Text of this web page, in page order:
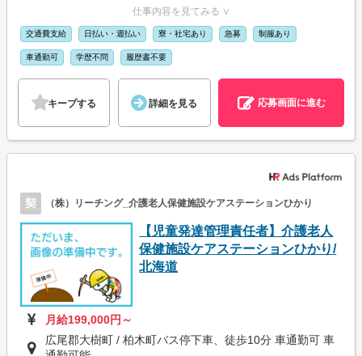
仕事内容を見てみる ∨
交通費支給 日払い・週払い 寮・社宅あり 急募 制服あり
車通勤可 学歴不問 履歴書不要
キープする 詳細を見る 応募画面に進む
契 （株）リーチング_介護老人保健施設ケアステーションひかり
【児童発達管理責任者】介護老人
保健施設ケアステーションひかり/
北海道
月給199,000円～
広尾郡大樹町 / 柏木町バス停下車、徒歩10分 車通勤可 車